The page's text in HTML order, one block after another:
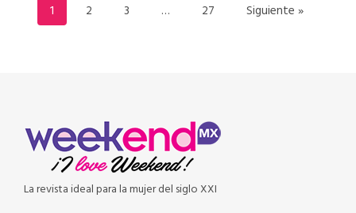
1 2 3 … 27 Siguiente »
La revista ideal para la mujer del siglo XXI